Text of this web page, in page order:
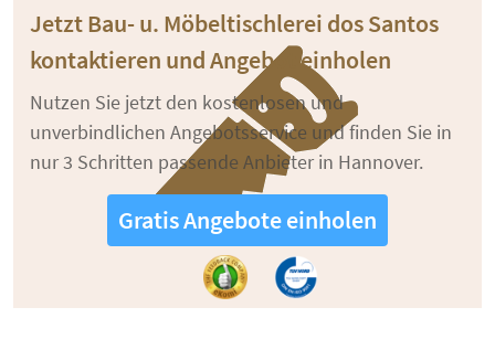
Jetzt Bau- u. Möbeltischlerei dos Santos
kontaktieren und Angebot einholen
Nutzen Sie jetzt den kostenlosen und
unverbindlichen Angebotsservice und finden Sie in
nur 3 Schritten passende Anbieter in Hannover.
Gratis Angebote einholen